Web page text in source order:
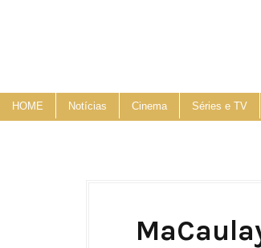
HOME Notícias Cinema Séries e TV